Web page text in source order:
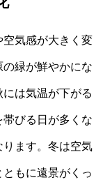
空気感が大きく変
緑が鮮やかにな
は気温が下がる
びる日が多くな
ります。冬は空気
もに遠景がくっ